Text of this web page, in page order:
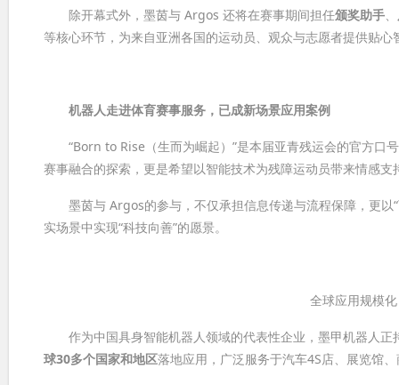
除开幕式外，墨茵与 Argos 还将在赛事期间担任颁奖助手、
等核心环节，为来自亚洲各国的运动员、观众与志愿者提供贴心
机器人走进体育赛事服务，已成新场景应用案例
“Born to Rise（生而为崛起）”是本届亚青残运会的官方口
赛事融合的探索，更是希望以智能技术为残障运动员带来情感支
墨茵与 Argos的参与，不仅承担信息传递与流程保障，更以“
实场景中实现“科技向善”的愿景。
全球应用规模
作为中国具身智能机器人领域的代表性企业，墨甲机器人正
球30多个国家和地区落地应用，广泛服务于汽车4S店、展览馆